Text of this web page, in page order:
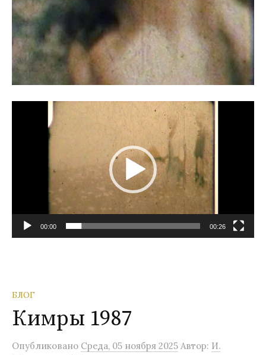
Видеоплеер
00:00 00:26
БЛОГ
Кимры 1987
Опубликовано Среда, 05 ноября 2025 Автор: И.